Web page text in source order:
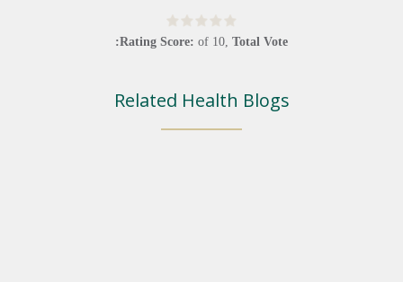
Rating Score: of 10, Total Vote:
Related Health Blogs